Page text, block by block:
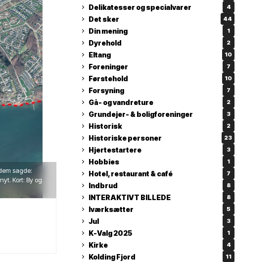
sagde:
Kort: By og
Delikatesser og specialvarer 4
Det sker 44
Din mening 1
Dyrehold 2
Eltang 10
Foreninger 7
Førstehold 10
Forsyning 7
Gå- og vandreture 2
Grundejer- & boligforeninger 3
Historisk 2
Historiske personer 23
Hjertestartere 3
Hobbies 1
Hotel, restaurant & café 7
Indbrud 8
INTERAKTIVT BILLEDE 8
Iværksætter 5
Jul 3
K-Valg 2025 1
Kirke 4
Kolding Fjord 11